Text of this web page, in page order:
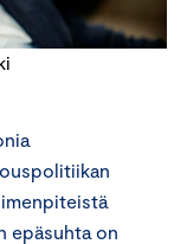
epäsuhta on